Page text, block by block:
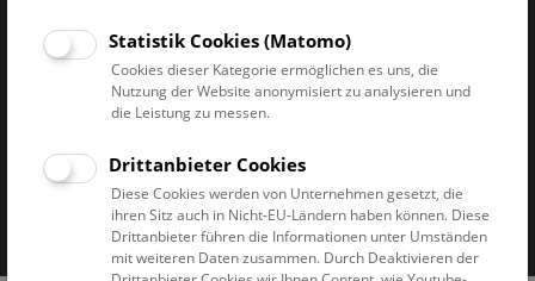
Impressum & AGB
Datenschutz
Barrierefreiheitserklärung
Cookies
Statistik Cookies (Matomo)
Cookies dieser Kategorie ermöglichen es uns, die
Nutzung der Website anonymisiert zu analysieren und
die Leistung zu messen.
Drittanbieter Cookies
Diese Cookies werden von Unternehmen gesetzt, die
ihren Sitz auch in Nicht-EU-Ländern haben können. Diese
Drittanbieter führen die Informationen unter Umständen
mit weiteren Daten zusammen. Durch Deaktivieren der